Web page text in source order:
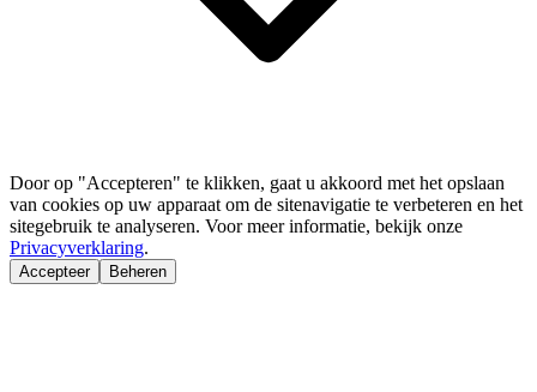
Door op "Accepteren" te klikken, gaat u akkoord met het opslaan
van cookies op uw apparaat om de sitenavigatie te verbeteren en het
sitegebruik te analyseren. Voor meer informatie, bekijk onze
Privacyverklaring.
Accepteer Beheren